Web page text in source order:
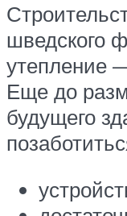
шведского
утепление
Еще до
будущего